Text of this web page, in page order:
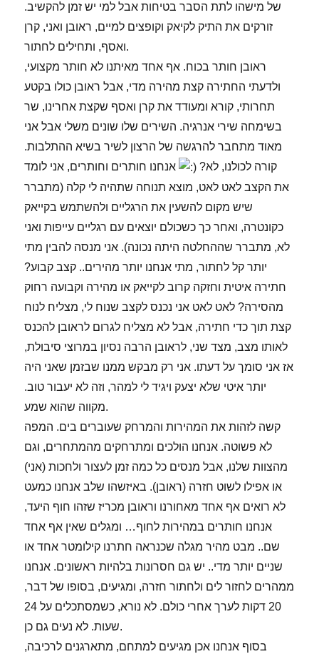
של מישהו לתת הסבר בטיחות אבל למי יש זמן להקשיב.
זורקים את התיק לקיאק וקופצים למיים, ראובן ואני, קרן
ואסף, ותחילים לחתור.
ולדעתי החתירה קצת מהירה מדי, אבל ראובן כולו בקטע
תחרותי, קורא ומעודד את קרן ואסף שקצת אחרינו, שר
בשימחה שירי אנרגיה. השירים שלו שונים משלי אבל אני
מאוד מתחבר להרגשה של הרצון לשיר בשיא ההתלבות.
קורה לכולנו, לא?
אנחנו חותרים וחותרים, אני לומד
את הקצב לאט לאט, מוצא תנוחה שתהיה לי קלה (מתברר
שיש מקום להשעין את הרגליים ולהשתמש בקייאק
כקונטרה, ואחר כך כשכולם יוצאים עם רגליים עייפות ואני
לא, מתברר שההחלטה היתה נכונה). אני מנסה להבין מתי
יותר קל לחתור, מתי אנחנו יותר מהירים.. קצב קבוע?
חתירה איטית וחזקה קרוב לקייאק או מהירה וקבועה רחוק
מהסירה? לאט לאט אני נכנס לקצב שנוח לי, מצליח לנוח
קצת תוך כדי חתירה, אבל לא מצליח לגרום לראובן להכנס
לאותו מצב, מצד שני, לראובן הרבה נסיון במרוצי סיבולת,
אז אני סומך על דעתו. אני רק מבקש ממנו שבזמן שאני היה
יותר איטי שלא יצעק ויגיד לי למהר, וזה לא יעבור טוב.
מקווה שהוא שמע.
לא פשוטה. אנחנו הולכים ומתרחקים מהמתחרים, וגם
מהצוות שלנו, אבל מנסים כל כמה זמן לעצור ולחכות (אני)
או אפילו לשוט חזרה (ראובן). באיזשהו שלב אנחנו כמעט
לא רואים אף אחד מאחורנו וראובן מכריז שזהו חוף היעד,
אנחנו חותרים במהירות לחוף… ומגלים שאין אף אחד
שם.. מבט מהיר מגלה שכנראה חתרנו קילומטר אחד או
שניים יותר מדי.. יש גם חסרונות בלהיות ראשונים. אנחנו
ממהרים לחזור לים ולחתור חזרה, ומגיעים, בסופו של דבר,
20 דקות לערך אחרי כולם. לא נורא, כשמסתכלים על 24
שעות. לא נעים גם כן.